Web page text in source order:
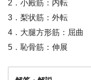
2．小殿筋：内転
3．梨状筋：外転
4．大腿方形筋：屈曲
5．恥骨筋：伸展